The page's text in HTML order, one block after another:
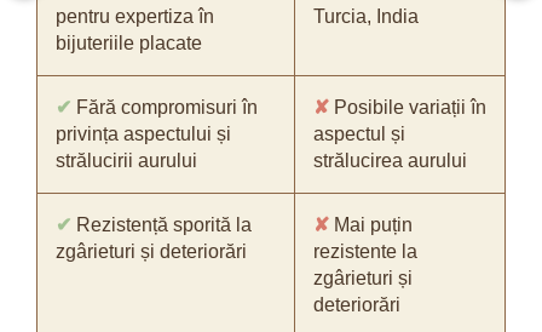
pentru expertiza în
bijuteriile placate
Turcia, India
✔ Fără compromisuri în
privința aspectului și
strălucirii aurului
✘ Posibile variații în
aspectul și
strălucirea aurului
✔ Rezistență sporită la
zgârieturi și deteriorări
✘ Mai puțin
rezistente la
zgârieturi și
deteriorări